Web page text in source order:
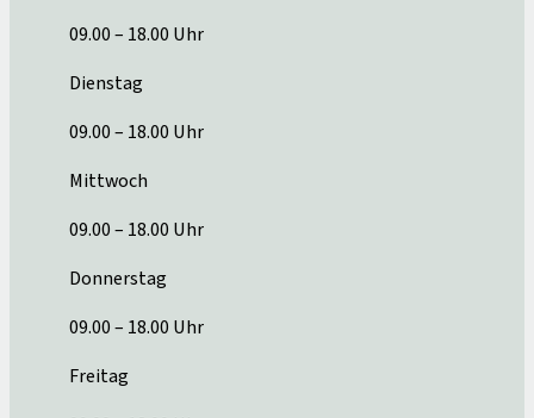
09.00 – 18.00 Uhr
Dienstag
09.00 – 18.00 Uhr
Mittwoch
09.00 – 18.00 Uhr
Donnerstag
09.00 – 18.00 Uhr
Freitag